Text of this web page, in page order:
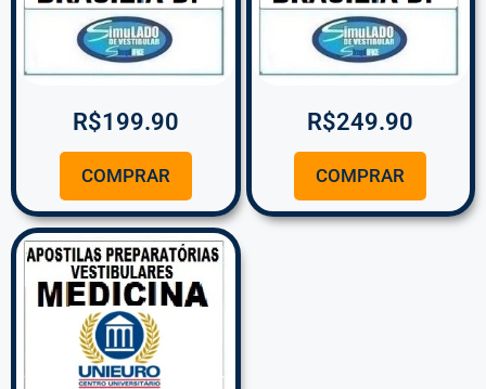
R$199.90
COMPRAR
R$249.90
COMPRAR